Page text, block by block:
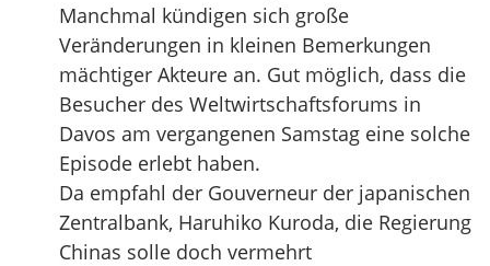
Manchmal kündigen sich große
Veränderungen in kleinen Bemerkungen
mächtiger Akteure an. Gut möglich, dass die
Besucher des Weltwirtschaftsforums in
Davos am vergangenen Samstag eine solche
Episode erlebt haben.
Da empfahl der Gouverneur der japanischen
Zentralbank, Haruhiko Kuroda, die Regierung
Chinas solle doch vermehrt